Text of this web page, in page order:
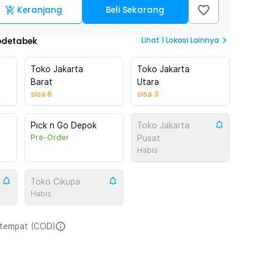
Keranjang Beli Sekarang
Lihat 1Lokasi Lainnya
Toko Jakarta
Barat
sisa 6
Toko Jakarta
Utara
sisa 3
Pick n Go Depok
Pre-Order
Toko Jakarta
Pusat
Habis
Toko Cikupa
Habis
(COD)